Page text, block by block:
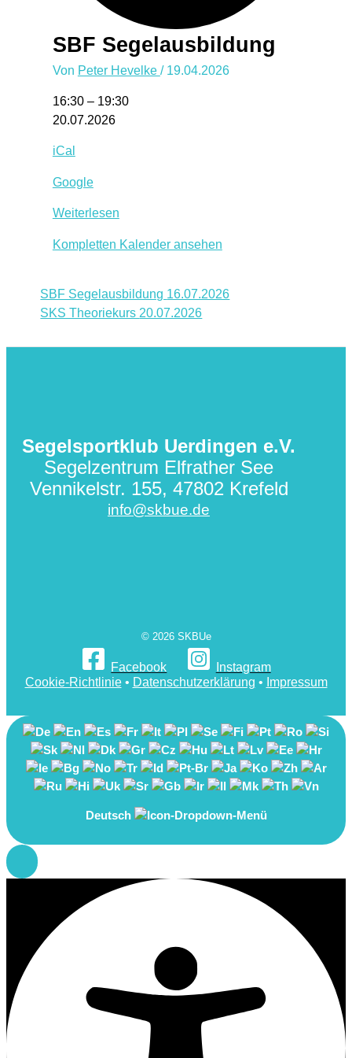
SBF Segelausbildung
Von Peter Hevelke / 19.04.2026
SBF
Segelausbildung
16:30 – 19:30
20.07.2026
iCal
Google
Weiterlesen
Kompletten Kalender ansehen
SBF Segelausbildung 16.07.2026
SKS Theoriekurs 20.07.2026
Segelsportklub Uerdingen e.V.
Segelzentrum Elfrather See
Vennikelstr. 155, 47802 Krefeld
info@skbue.de
© 2026 SKBUe
Facebook
Instagram
Cookie-Richtlinie• Datenschutzerklärung • Impressum
Deutsch